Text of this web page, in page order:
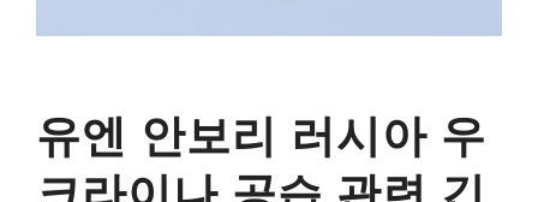
유엔 안보리 러시아 우